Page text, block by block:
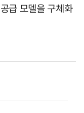
급 모델을 구체화